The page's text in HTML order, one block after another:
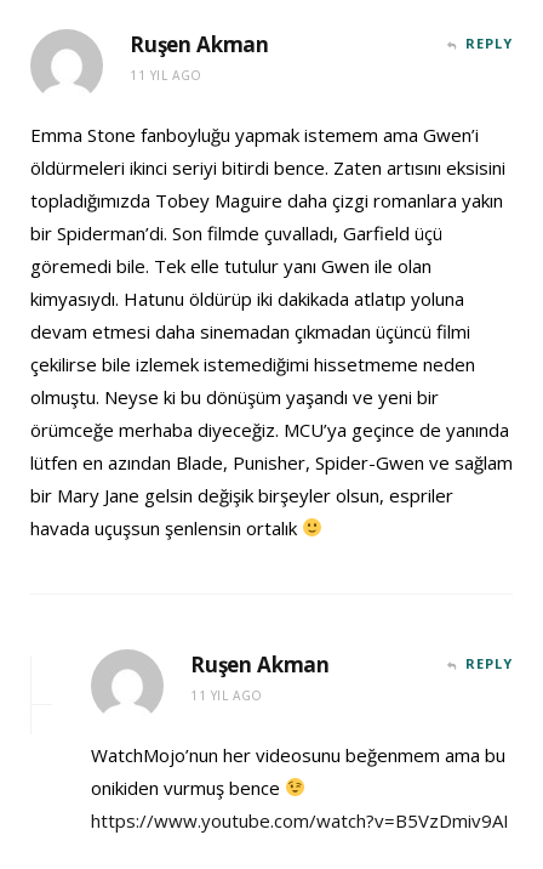
Ruşen Akman
11 YIL AGO
REPLY
Emma Stone fanboyluğu yapmak istemem ama Gwen’i
öldürmeleri ikinci seriyi bitirdi bence. Zaten artısını eksisini
topladığımızda Tobey Maguire daha çizgi romanlara yakın
bir Spiderman’di. Son filmde çuvalladı, Garfield üçü
göremedi bile. Tek elle tutulur yanı Gwen ile olan
kimyasıydı. Hatunu öldürüp iki dakikada atlatıp yoluna
devam etmesi daha sinemadan çıkmadan üçüncü filmi
çekilirse bile izlemek istemediğimi hissetmeme neden
olmuştu. Neyse ki bu dönüşüm yaşandı ve yeni bir
örümceğe merhaba diyeceğiz. MCU’ya geçince de yanında
lütfen en azından Blade, Punisher, Spider-Gwen ve sağlam
bir Mary Jane gelsin değişik birşeyler olsun, espriler
havada uçuşsun şenlensin ortalık
Ruşen Akman
11 YIL AGO
REPLY
WatchMojo’nun her videosunu beğenmem ama bu
onikiden vurmuş bence
https://www.youtube.com/watch?v=B5VzDmiv9AI